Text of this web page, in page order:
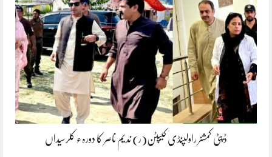
ڈپٹی کمشنر راولپنڈی کیپٹن(ر) ندیم ناصر کا دورہء کلرسیداں